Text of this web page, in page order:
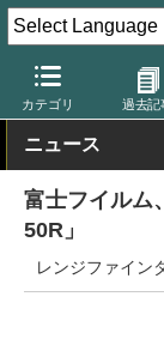
カテゴリ 過去記
デジカメ Watch
ニュース
富士フイルム
50R」
レンジファイン